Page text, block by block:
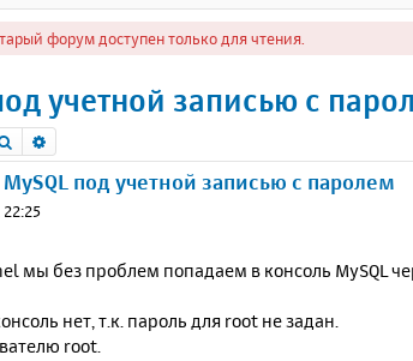
форум доступен только для чтения.
учетной записью с
Поиск
под учетной записью с паролем
мы без проблем попадаем в консоль MySQL
нет, т.к. пароль для root не задан.
root.